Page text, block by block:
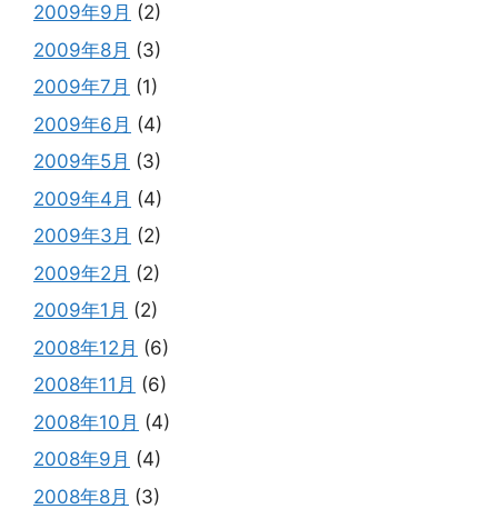
2009年9月 (2)
2009年8月 (3)
2009年7月 (1)
2009年6月 (4)
2009年5月 (3)
2009年4月 (4)
2009年3月 (2)
2009年2月 (2)
2009年1月 (2)
2008年12月 (6)
2008年11月 (6)
2008年10月 (4)
2008年9月 (4)
2008年8月 (3)